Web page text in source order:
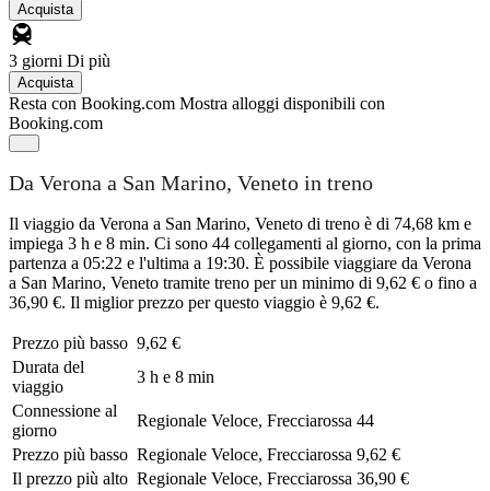
Acquista
3 giorni Di più
Acquista
Resta con Booking.com Mostra alloggi disponibili con
Booking.com
Da Verona a San Marino, Veneto in treno
Il viaggio da Verona a San Marino, Veneto di treno è di 74,68 km e
impiega 3 h e 8 min. Ci sono 44 collegamenti al giorno, con la prima
partenza a 05:22 e l'ultima a 19:30. È possibile viaggiare da Verona
a San Marino, Veneto tramite treno per un minimo di 9,62 € o fino a
36,90 €. Il miglior prezzo per questo viaggio è 9,62 €.
Prezzo più basso 9,62 €
Durata del
viaggio
3 h e 8 min
Connessione al
giorno
Regionale Veloce, Frecciarossa 44
Prezzo più basso Regionale Veloce, Frecciarossa 9,62 €
Il prezzo più alto Regionale Veloce, Frecciarossa 36,90 €